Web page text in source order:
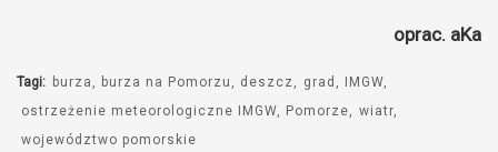
oprac. aKa
Tagi: burza burza na Pomorzu deszcz grad
IMGW
ostrzeżenie meteorologiczne IMGW
Pomorze
wiatr
województwo pomorskie